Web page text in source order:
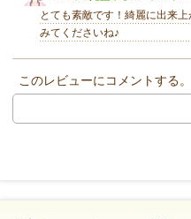
とても素敵です！綺麗に出来
みてくださいね♪
このレビューにコメントする。